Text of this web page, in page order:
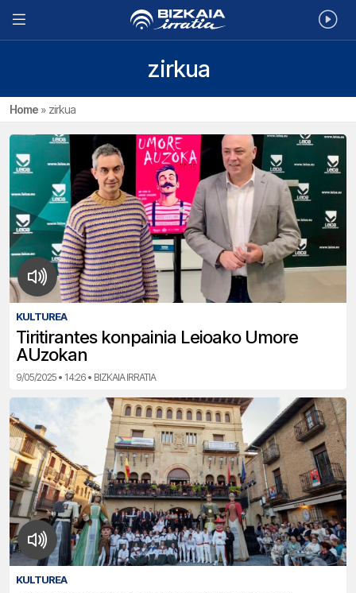
zirkua
Home » zirkua
KULTUREA
Tiritirantes konpainia Leioako Umore
AUzokan
9/05/2025 • 14:26 • BIZKAIA IRRATIA
KULTUREA